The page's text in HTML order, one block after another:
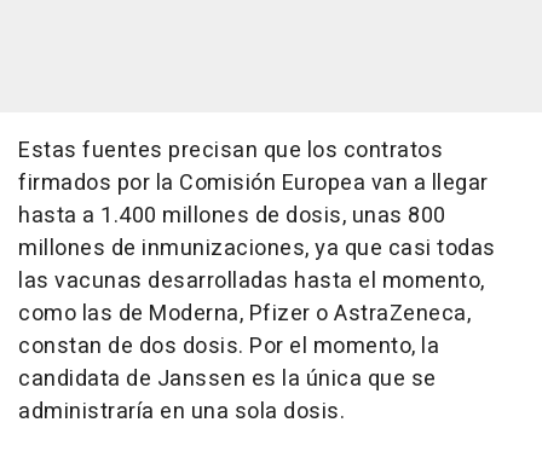
Estas fuentes precisan que los contratos
firmados por la Comisión Europea van a llegar
hasta a 1.400 millones de dosis, unas 800
millones de inmunizaciones, ya que casi todas
las vacunas desarrolladas hasta el momento,
como las de Moderna, Pfizer o AstraZeneca,
constan de dos dosis. Por el momento, la
candidata de Janssen es la única que se
administraría en una sola dosis.